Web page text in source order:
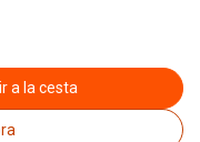
a la cesta